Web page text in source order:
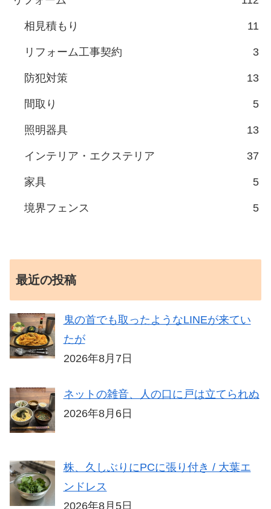
相見積もり 11
リフォーム工事契約 3
防犯対策 13
間取り 5
照明器具 13
インテリア・エクステリア 37
家具 5
境界フェンス 5
最近の投稿
鬼の首でも取ったようなLINEが来てい
たが
2026年8月7日
ネットの雑音、人の口に戸は立てられぬ
2026年8月6日
株、久しぶりにPCに張り付き / 大葉エ
ンドレス
2026年8月5日